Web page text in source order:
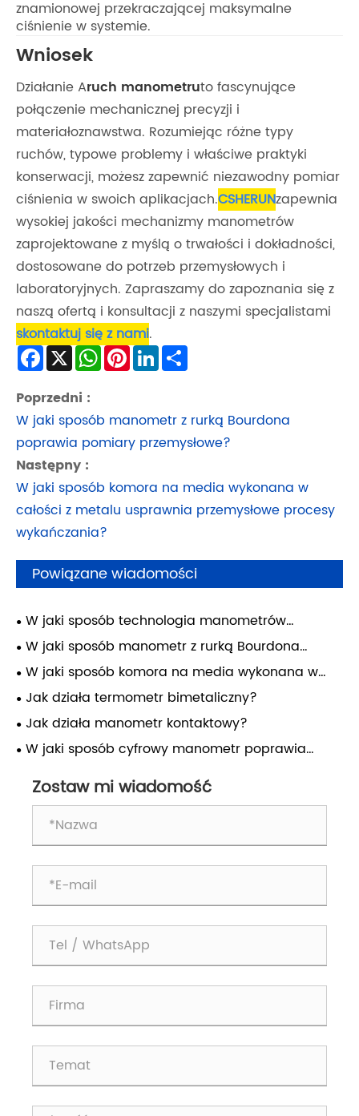
znamionowej przekraczającej maksymalne
ciśnienie w systemie.
Wniosek
Działanie Aruch manometruto fascynujące
połączenie mechanicznej precyzji i
materiałoznawstwa. Rozumiejąc różne typy
ruchów, typowe problemy i właściwe praktyki
konserwacji, możesz zapewnić niezawodny pomiar
ciśnienia w swoich aplikacjach.CSHERUNzapewnia
wysokiej jakości mechanizmy manometrów
zaprojektowane z myślą o trwałości i dokładności,
dostosowane do potrzeb przemysłowych i
laboratoryjnych. Zapraszamy do zapoznania się z
naszą ofertą i konsultacji z naszymi specjalistami
skontaktuj się z nami.
Facebook
X WhatsApp
Pinterest
LinkedIn
Poprzedni :
W jaki sposób manometr z rurką Bourdona
poprawia pomiary przemysłowe?
Następny :
W jaki sposób komora na media wykonana w
całości z metalu usprawnia przemysłowe procesy
wykańczania?
Powiązane wiadomości
W jaki sposób technologia manometrów
kapsułkowych może poprawić niezawodność
pomiarów przemysłowych?
W jaki sposób manometr z rurką Bourdona
poprawia pomiary przemysłowe?
W jaki sposób komora na media wykonana w
całości z metalu usprawnia przemysłowe procesy
wykańczania?
Jak działa termometr bimetaliczny?
Jak działa manometr kontaktowy?
W jaki sposób cyfrowy manometr poprawia
Zostaw mi wiadomość